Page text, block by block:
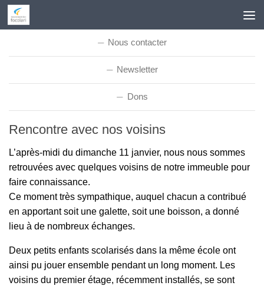
Skip to content
Nous contacter
Newsletter
Dons
Rencontre avec nos voisins
L’après-midi du dimanche 11 janvier, nous nous sommes
retrouvées avec quelques voisins de notre immeuble pour
faire connaissance.
Ce moment très sympathique, auquel chacun a contribué
en apportant soit une galette, soit une boisson, a donné
lieu à de nombreux échanges.
Deux petits enfants scolarisés dans la même école ont
ainsi pu jouer ensemble pendant un long moment. Les
voisins du premier étage, récemment installés, se sont